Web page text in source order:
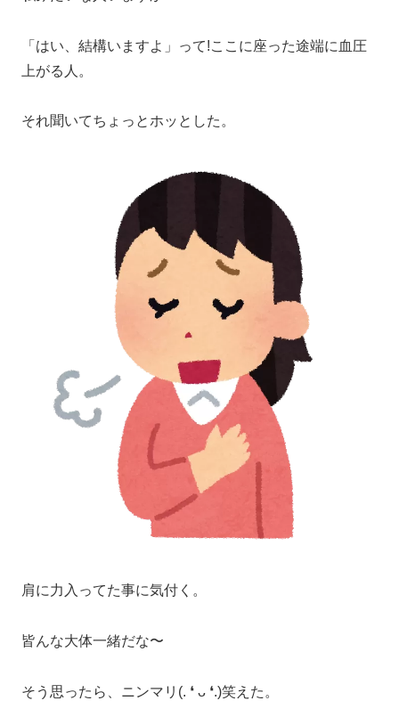
「はい、結構いますよ」って!ここに座った途端に血圧
上がる人。
それ聞いてちょっとホッとした。
肩に力入ってた事に気付く。
皆んな大体一緒だな〜
そう思ったら、ニンマリ(. ❛ ᴗ ❛.)笑えた。